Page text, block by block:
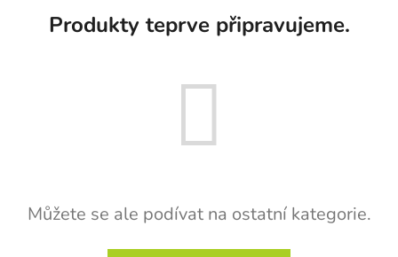
Produkty teprve připravujeme.
Můžete se ale podívat na ostatní kategorie.